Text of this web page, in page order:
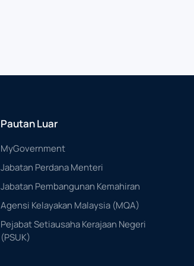
Pautan Luar
MyGovernment
Jabatan Perdana Menteri
Jabatan Pembangunan Kemahiran
Agensi Kelayakan Malaysia (MQA)
Pejabat Setiausaha Kerajaan Negeri
(PSUK)